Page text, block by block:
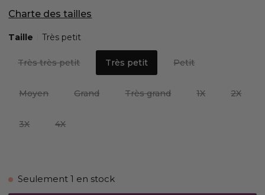
Charte des tailles
Taille Très petit
Très très petit Très petit Petit
Moyen Grand Très grand 1X 2X
3X 4X
Seulement1 en stock